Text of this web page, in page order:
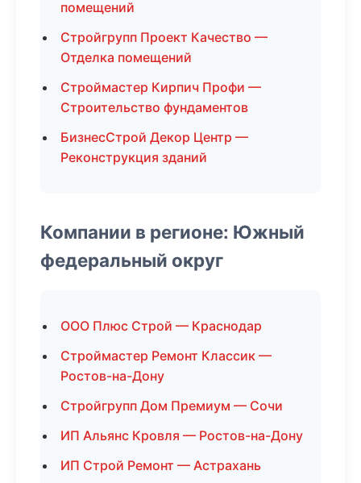
помещений
Стройгрупп Проект Качество —
Отделка помещений
Строймастер Кирпич Профи —
Строительство фундаментов
БизнесСтрой Декор Центр —
Реконструкция зданий
Компании в регионе: Южный
федеральный округ
ООО Плюс Строй — Краснодар
Строймастер Ремонт Классик —
Ростов-на-Дону
Стройгрупп Дом Премиум — Сочи
ИП Альянс Кровля — Ростов-на-Дону
ИП Строй Ремонт — Астрахань